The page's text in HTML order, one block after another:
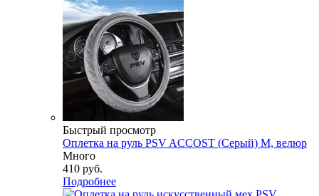
Быстрый просмотр
Оплетка на руль PSV ACCOST (Серый) M, велюр
Много
410 руб.
Подробнее